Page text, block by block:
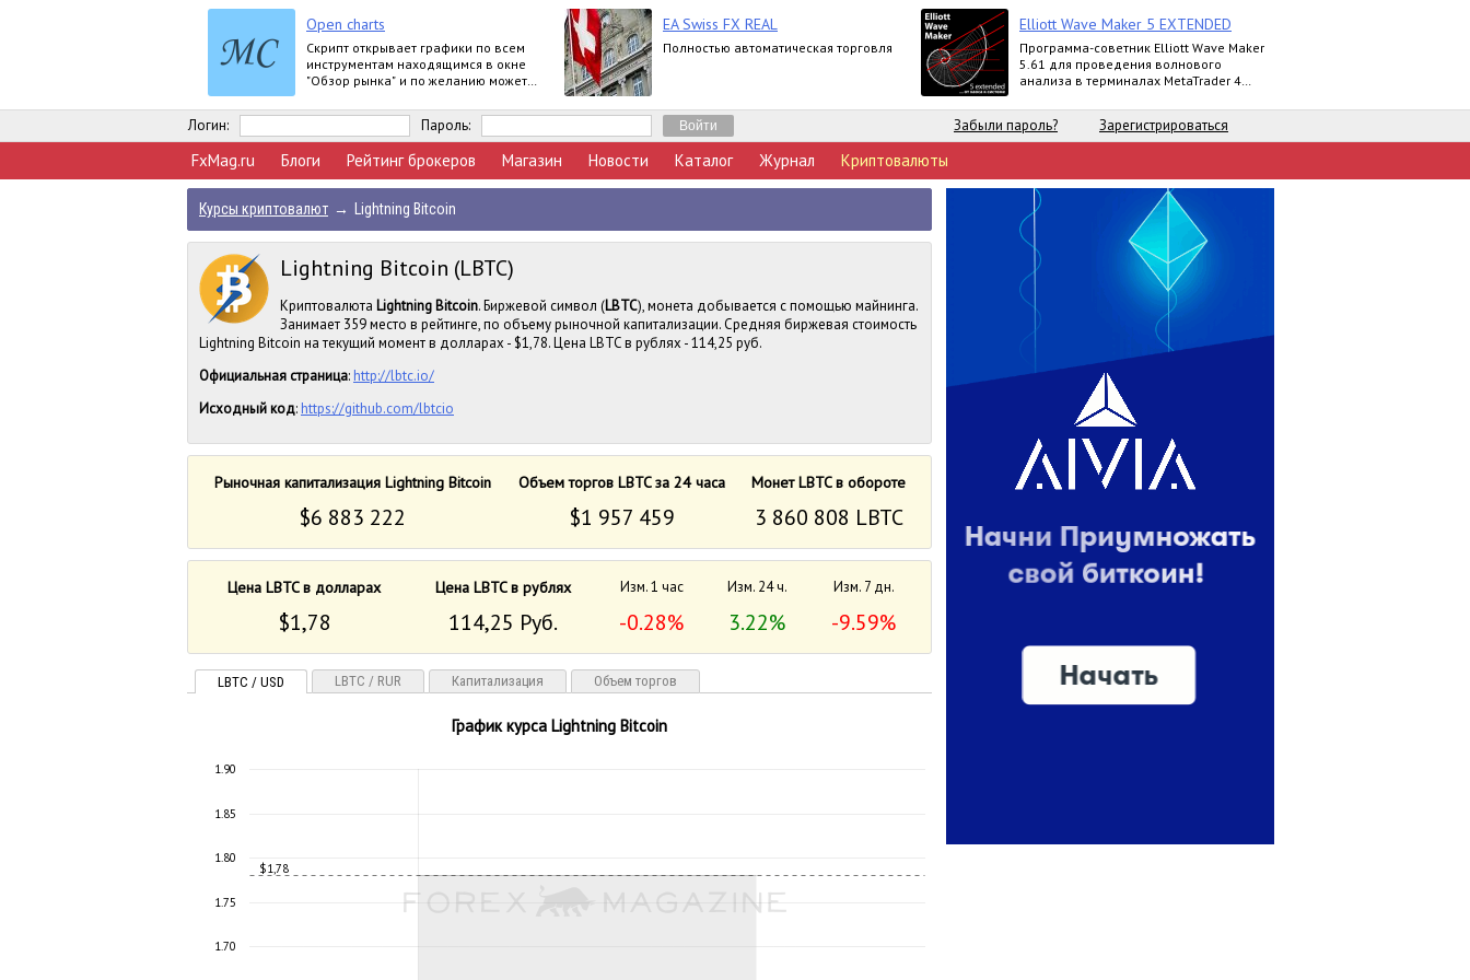
Open charts
Скрипт открывает графики по всем
инструментам находящимся в окне
"Обзор рынка" и по желанию может
шаблон.
EA Swiss FX REAL
Полностью автоматическая торговля
Elliott Wave Maker 5 EXTENDED
Программа-советник Elliott Wave Maker
5.61 для проведения волнового
анализа в терминалах MetaTrader 4
Extended
Логин: Пароль: Забыли пароль? Зарегистрироваться
FxMag.ru Блоги Рейтинг брокеров Магазин Новости Каталог Журнал Криптовалюты
Курсы криптовалют → Lightning Bitcoin
Lightning Bitcoin (LBTC)
Криптовалюта Lightning Bitcoin. Биржевой символ (LBTC), монета добывается с помощью майнинга.
Занимает 359 место в рейтинге, по объему рыночной капитализации. Средняя биржевая стоимость
Lightning Bitcoin на текущий момент в долларах - $1,78. Цена LBTC в рублях - 114,25 руб.
Официальная страница: http://lbtc.io/
Исходный код: https://github.com/lbtcio
Рыночная капитализация Lightning Bitcoin Объем торгов LBTC за 24 часа Монет LBTC в обороте
$6 883 222 $1 957 459 3 860 808 LBTC
Цена LBTC в долларах Цена LBTC в рублях Изм. 1 час Изм. 24 ч. Изм. 7 дн.
$1,78 114,25 Руб. -0.28% 3.22% -9.59%
LBTC / USD LBTC / RUR Капитализация Объем торгов
График курса Lightning Bitcoin
$1,78
1.70
1.75
1.80
1.85
1.90